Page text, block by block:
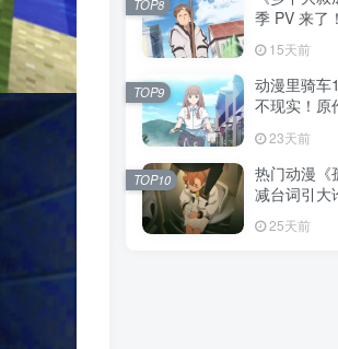
季 PV 来了
不是变老，
相信你！
15天前
TOP8
动漫里骑车
不现实！原
常通勤！
23天前
TOP9
热门动漫《
减台词引大
现充！
25天前
TOP10